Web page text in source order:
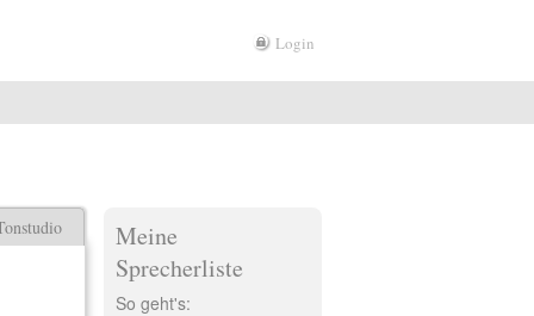
Login
Meine
Sprecherliste
So geht's: